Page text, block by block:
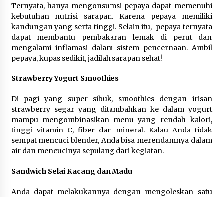
Pendampingan Pembuatan Spanduk
Sebagai Upaya Memperkuat
Pemasaran UMKM di Desa Cempaka
6 Agustus 2026
Jaga Kebugaran Petugas, Lapas
Kesehatan Gratis dan Skrining TB
6 Agustus 2026
Kemenkum Malut Dorong
Perlindungan Hak Cipta Musik di Era
Digital, Sosialisasikan Pencatatan
6 Agustus 2026
Ternyata, hanya mengonsumsi pepaya dapat memenuhi
kebutuhan nutrisi sarapan. Karena pepaya memiliki
kandungan yang serta tinggi. Selain itu, pepaya ternyata
dapat membantu pembakaran lemak di perut dan
mengalami inflamasi dalam sistem pencernaan. Ambil
pepaya, kupas sedikit, jadilah sarapan sehat!
Strawberry Yogurt Smoothies
Di pagi yang super sibuk, smoothies dengan irisan
strawberry segar yang ditambahkan ke dalam yogurt
mampu mengombinasikan menu yang rendah kalori,
tinggi vitamin C, fiber dan mineral. Kalau Anda tidak
sempat mencuci blender, Anda bisa merendamnya dalam
air dan mencucinya sepulang dari kegiatan.
Sandwich Selai Kacang dan Madu
Anda dapat melakukannya dengan mengoleskan satu